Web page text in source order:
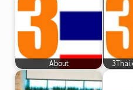
About